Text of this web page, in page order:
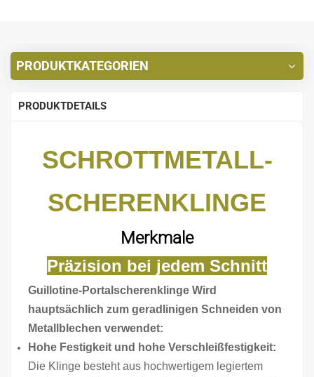
PRODUKTKATEGORIEN
PRODUKTDETAILS
SCHROTTMETALL-
SCHERENKLINGE
Merkmale
Präzision bei jedem Schnitt
Guillotine-Portalscherenklinge Wird
hauptsächlich zum geradlinigen Schneiden von
Metallblechen verwendet:
Hohe Festigkeit und hohe Verschleißfestigkeit:
Die Klinge besteht aus hochwertigem legiertem